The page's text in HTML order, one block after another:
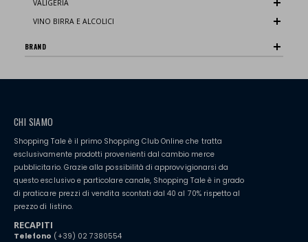
VALIGERIA
VINO BIRRA E ALCOLICI
BRAND
CHI SIAMO
Shopping Tale è il primo Shopping Club Online che tratta
esclusivamente prodotti provenienti dal cambio merce
pubblicitario. Grazie alla possibilità di approvvigionarsi da
questo esclusivo e particolare canale, Shopping Tale è in grado
di praticare prezzi di vendita scontati dal 40 al 70% rispetto al
prezzo di listino.
RECAPITI
Telefono (+39) 02 7380554